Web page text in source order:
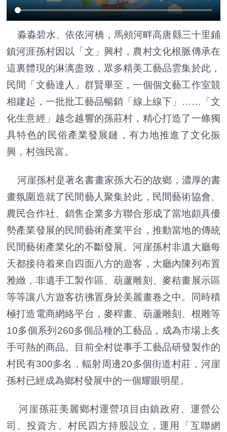
淼淼碧水、依依河橋，馬頰河畔高唐縣三十里鋪
鎮河涯孫村因以「文」興村，農村文化根脈傳承在
這裏體現的淋漓盡致，眾多精美工藝品雲集於此，
民間「文藝達人」群賢畢至，一個個文藝工作室競
相建起，一批批工藝品暢銷「線上線下」……「文
化生意經」越念越響的孫莊村，精心打造了一條獨
具特色的民俗產業發展鏈，有力地推進了文化振
興，村強民富。
河崖孫村是著名書畫家孫大石的故鄉，濃厚的書
畫氛圍造就了民間藝人聚集於此，民間藝術協會、
農民合作社、銷售企業多方聯合形成了當地頗具優
勢產業發展的民間藝術產業平台，推動當地的傳統
民間藝術產業化的不斷發展。河崖孫村非遺大廳每
天都接待着來自四面八方的遊客，大廳內陳列布置
雅緻，非遺手工製作區、葫蘆雕刻、麥秸畫展示區
等等讓八方遊客彷彿置身於美麗畫卷之中。同時積
極打造電商網絡平台，麥稈畫、葫蘆雕刻、根雕等
10多個系列260多個品種的工藝品，成為市場上炙
手可熱的商品。目前全村從事手工藝品研發製作的
村民有300多名，輻射周邊20多個街道村莊，河崖
孫村已經成為鄉村發展中的一個耀眼明星。
河崖孫莊美麗鄉村運營項目由鎮政府、運營公
司、投資方、村民四方持股設立，運用「互聯網